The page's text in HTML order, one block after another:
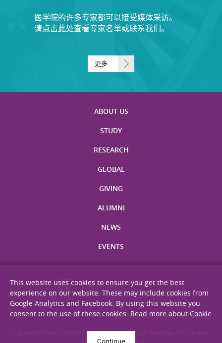
医学院的许多专家都可以接受媒体采访。
请点击此处查看专家名单或联系我们。
更多
ABOUT US
STUDY
RESEARCH
GLOBAL
GIVING
ALUMNI
NEWS
EVENTS
Site Map Privacy Statement Disclaimer Web Accessibility
Copyright © 2026. All Rights Reserved. Faculty of Medicine, The Chinese
University of Hong Kong.
This website uses cookies to ensure you get the best
experience on our website. These may include cookies from
Google Analytics and Facebook. By using this website you
consent to the use of these cookies. Read more about Cookie
Continue